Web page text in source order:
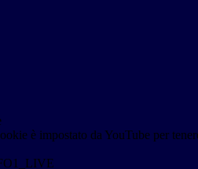
è impostato da YouTube per